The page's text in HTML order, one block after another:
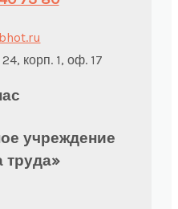
корп. 1, оф. 17
учреждение
труда»